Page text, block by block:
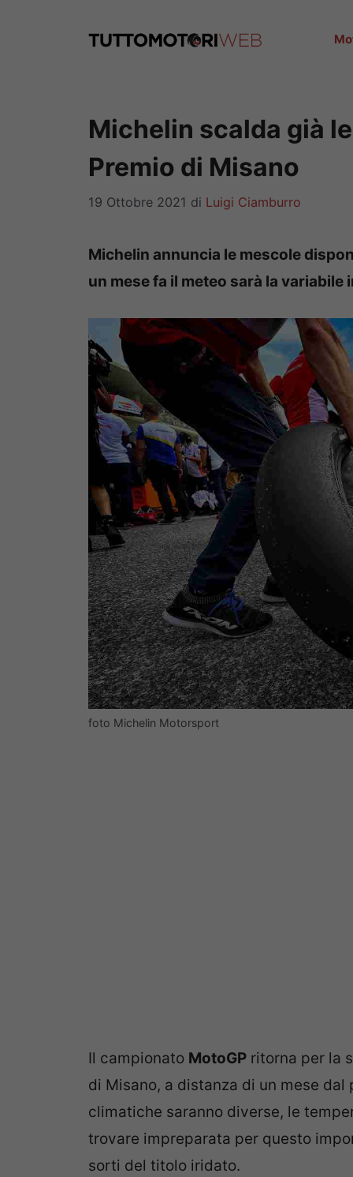
Michelin scalda già
Premio di Misano
19 Ottobre 2021 di Luigi Ciamburro
Michelin annuncia le mescole
un mese fa il meteo sarà la variabile
foto Michelin Motorsport
Il campionato MotoGP ritorna per la
di Misano, a distanza di un mese
climatiche saranno diverse, le
trovare impreparata per questo
sorti del titolo iridato.